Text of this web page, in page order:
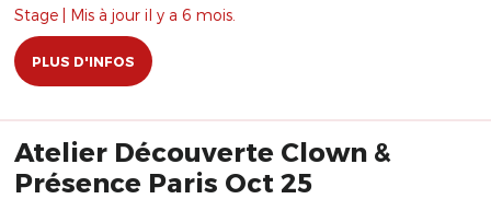
Stage | Mis à jour il y a 6 mois.
PLUS D'INFOS
Atelier Découverte Clown &
Présence Paris Oct 25